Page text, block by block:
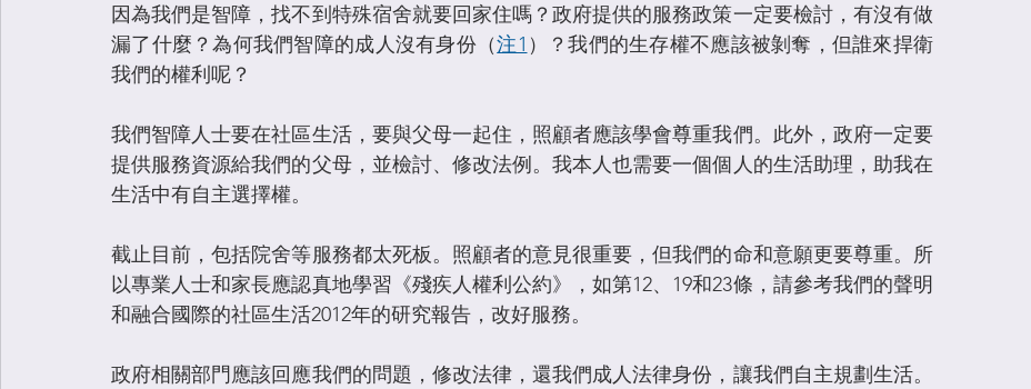
因為我們是智障，找不到特殊宿舍就要回家住嗎？政府提供的服務政策一定要檢討，有沒有做
漏了什麼？為何我們智障的成人沒有身份（注1 ）？我們的生存權不應該被剝奪，但誰來捍衛
我們的權利呢？
我們智障人士要在社區生活，要與父母一起住，照顧者應該學會尊重我們。此外，政府一定要
提供服務資源給我們的父母，並檢討、修改法例。我本人也需要一個個人的生活助理，助我在
生活中有自主選擇權。
截止目前，包括院舍等服務都太死板。照顧者的意見很重要，但我們的命和意願更要尊重。所
以專業人士和家長應認真地學習《殘疾人權利公約》，如第12、19和23條，請參考我們的聲明
和融合國際的社區生活2012年的研究報告，改好服務。
政府相關部門應該回應我們的問題，修改法律，還我們成人法律身份，讓我們自主規劃生活。